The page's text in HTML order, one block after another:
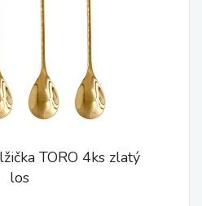
TORO 4ks zlatý
los